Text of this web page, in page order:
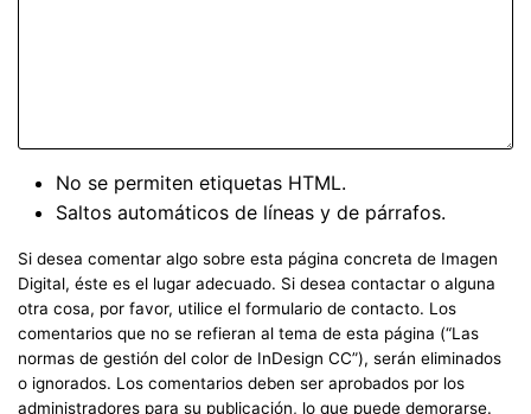
No se permiten etiquetas HTML.
Saltos automáticos de líneas y de párrafos.
Si desea comentar algo sobre esta página concreta de Imagen
Digital, éste es el lugar adecuado. Si desea contactar o alguna
otra cosa, por favor, utilice el formulario de contacto. Los
comentarios que no se refieran al tema de esta página (“Las
normas de gestión del color de InDesign CC”), serán eliminados
o ignorados. Los comentarios deben ser aprobados por los
administradores para su publicación, lo que puede demorarse.